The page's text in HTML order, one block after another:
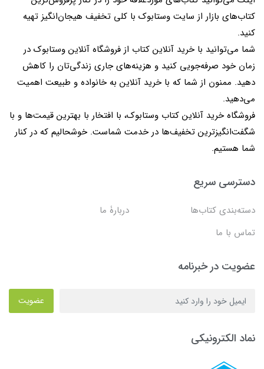
کتاب‌های بازار از سایت وستابوک با کلی تخفیف هیجان‌انگیز تهیه
کنید.
شما می‌توانید با خرید آنلاین کتاب از فروشگاه آنلاین وستابوک در
زمان خود صرفه‌جویی کنید و هزینه‌های جاری زندگی‌تان را کاهش
دهید. ممنون از شما که با خرید آنلاین به خانواده و طبیعت اهمیت
می‌دهید.
فروشگاه خرید آنلاین کتاب وستابوک، با افتخار با بهترین قیمت‌ها و با
شگفت‌انگیزترین تخفیف‌ها در خدمت شماست. خوشحالیم که در کنار
شما هستیم.
دسترسی سریع
دسته‌بندی کتاب‌ها
دربارۀ ما
تماس با ما
عضویت در خبرنامه
عضویت
نماد الکترونیکی